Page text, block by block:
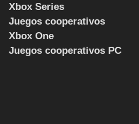
Xbox Series
Juegos cooperativos
Xbox One
Juegos cooperativos PC